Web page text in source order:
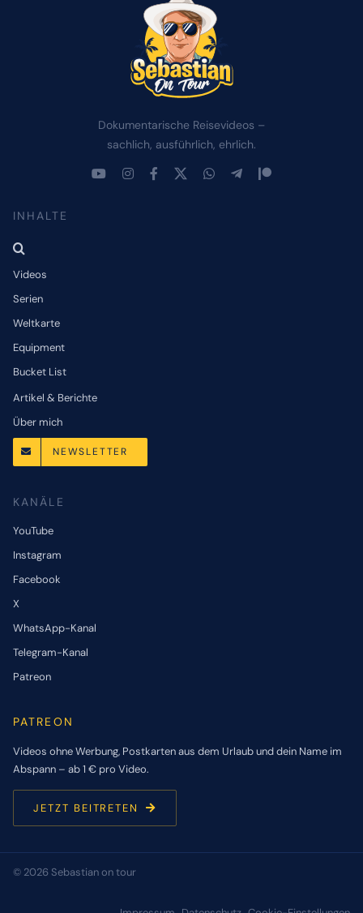
Dokumentarische Reisevideos –
sachlich, ausführlich, ehrlich.
INHALTE
Videos
Serien
Weltkarte
Equipment
Bucket List
Artikel & Berichte
Über mich
NEWSLETTER
KANÄLE
YouTube
Instagram
Facebook
X
WhatsApp-Kanal
Telegram-Kanal
Patreon
PATREON
Videos ohne Werbung, Postkarten aus dem Urlaub und dein Name im
Abspann – ab 1 € pro Video.
JETZT BEITRETEN
© 2026 Sebastian on tour